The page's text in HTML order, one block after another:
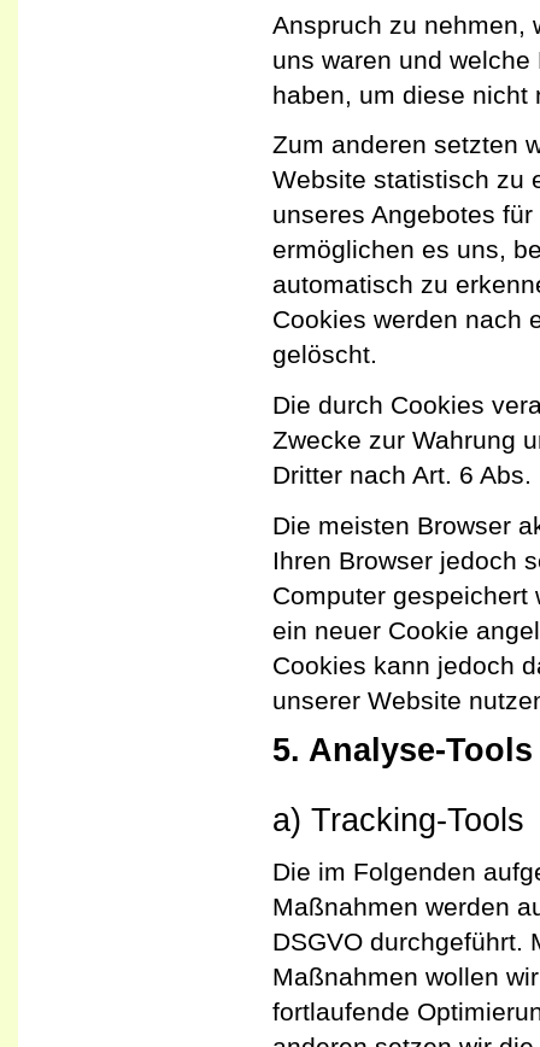
Anspruch zu nehmen,
uns waren und
haben, um diese nicht
Zum anderen setzten
Website statistisch zu
unseres Angebotes
ermöglichen es uns,
automatisch zu
Cookies werden nach
gelöscht.
Die durch Cookies
Zwecke zur Wahrung
Dritter nach Art. 6
Die meisten Browser
Ihren Browser jedoch
Computer gespeichert
ein neuer Cookie
Cookies kann jedoch
unserer Website
5. Analyse-Tools
a) Tracking-Tools
Die im Folgenden
Maßnahmen werden
DSGVO durchgeführt.
Maßnahmen wollen
fortlaufende